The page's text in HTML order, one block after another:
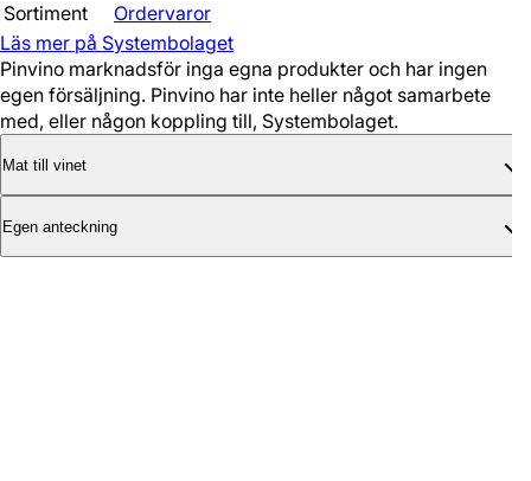
Sortiment
Ordervaror
Läs mer på Systembolaget
Pinvino marknadsför inga egna produkter och har ingen
egen försäljning. Pinvino har inte heller något samarbete
med, eller någon koppling till, Systembolaget.
Mat till vinet
Egen anteckning